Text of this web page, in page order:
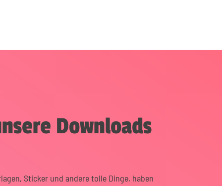
Downloads
Sticker und andere tolle Dinge, haben